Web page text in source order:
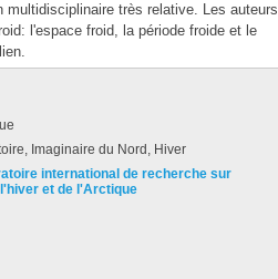
multidisciplinaire très relative. Les auteurs
l'espace froid, la période froide et le
Imaginaire du Nord, Hiver
international de recherche sur
et de l'Arctique